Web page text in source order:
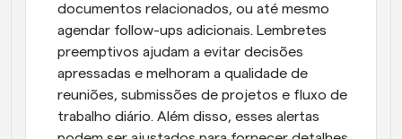
documentos relacionados, ou até mesmo
agendar follow-ups adicionais. Lembretes
preemptivos ajudam a evitar decisões
apressadas e melhoram a qualidade de
reuniões, submissões de projetos e fluxo de
trabalho diário. Além disso, esses alertas